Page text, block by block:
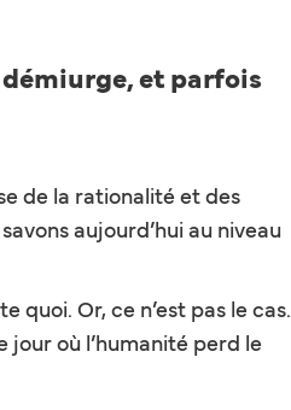
et parfois
de la rationalité et des
aujourd’hui au niveau
quoi. Or, ce n’est pas le cas.
où l’humanité perd le